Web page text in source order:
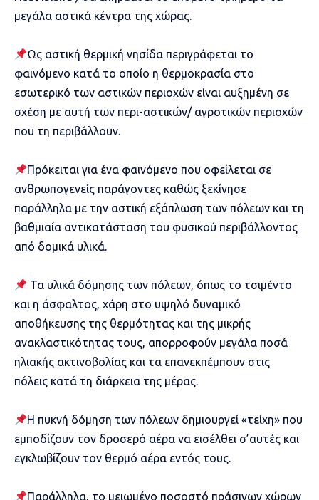
μεγάλα αστικά κέντρα της χώρας.
Ως αστική θερμική νησίδα περιγράφεται το
φαινόμενο κατά το οποίο η θερμοκρασία στο
εσωτερικό των αστικών περιοχών είναι αυξημένη σε
σχέση με αυτή των περι-αστικών/ αγροτικών περιοχών
που τη περιβάλλουν.
Πρόκειται για ένα φαινόμενο που οφείλεται σε
ανθρωπογενείς παράγοντες καθώς ξεκίνησε
παράλληλα με την αστική εξάπλωση των πόλεων και τη
βαθμιαία αντικατάσταση του φυσικού περιβάλλοντος
από δομικά υλικά.
Τα υλικά δόμησης των πόλεων, όπως το τσιμέντο
και η άσφαλτος, χάρη στο υψηλό δυναμικό
αποθήκευσης της θερμότητας και της μικρής
ανακλαστικότητας τους, απορροφούν μεγάλα ποσά
ηλιακής ακτινοβολίας και τα επανεκπέμπουν στις
πόλεις κατά τη διάρκεια της μέρας.
Η πυκνή δόμηση των πόλεων δημιουργεί «τείχη» που
εμποδίζουν τον δροσερό αέρα να εισέλθει σ’αυτές και
εγκλωβίζουν τον θερμό αέρα εντός τους.
Παράλληλα, το μειωμένο ποσοστό πράσινων χώρων